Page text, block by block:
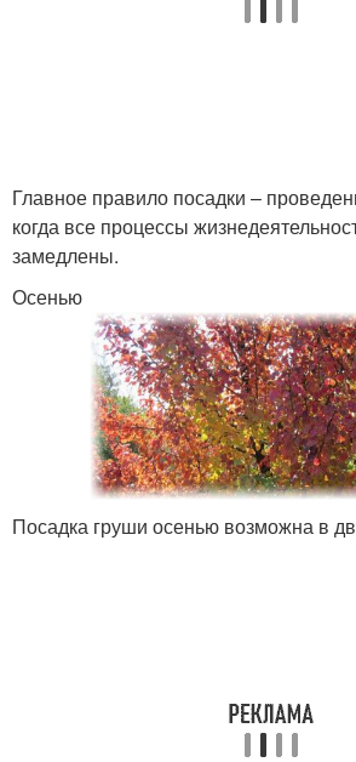
Главное правило посадки –
когда все процессы
замедлены.
Осенью
Посадка груши осенью возможна в